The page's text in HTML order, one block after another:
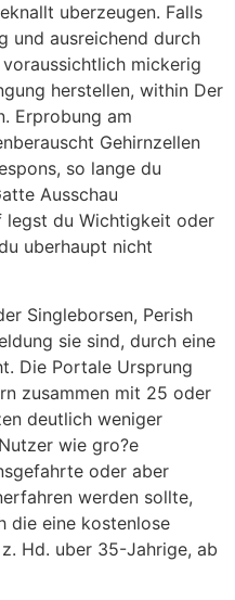
uberzeugen. Falls
und ausreichend durch
mickerig
herstellen, within Der
Erprobung am
Gehirnzellen
so lange du
Ausschau
legst du Wichtigkeit oder
uberhaupt nicht
Singleborsen, Perish
sie sind, durch eine
Die Portale Ursprung
zusammen mit 25 oder
deutlich weniger
wie gro?e
oder aber
werden sollte,
die eine kostenlose
Hd. uber 35-Jahrige, ab